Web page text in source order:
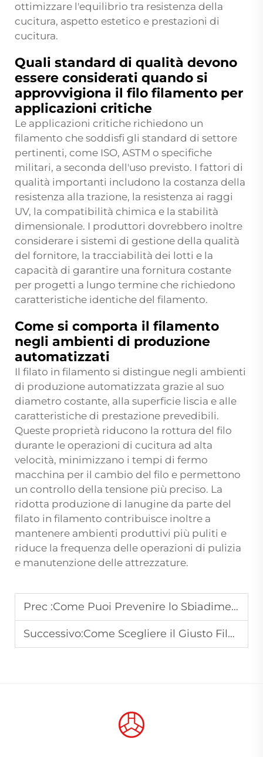
ottimizzare l'equilibrio tra resistenza della
cucitura, aspetto estetico e prestazioni di
cucitura.
Quali standard di qualità devono
essere considerati quando si
approvvigiona il filo filamento per
applicazioni critiche
Le applicazioni critiche richiedono un
filamento che soddisfi gli standard di settore
pertinenti, come ISO, ASTM o specifiche
militari, a seconda dell'uso previsto. I fattori di
qualità importanti includono la costanza della
resistenza alla trazione, la resistenza ai raggi
UV, la compatibilità chimica e la stabilità
dimensionale. I produttori dovrebbero inoltre
considerare i sistemi di gestione della qualità
del fornitore, la tracciabilità dei lotti e la
capacità di garantire una fornitura costante
per progetti a lungo termine che richiedono
caratteristiche identiche del filamento.
Come si comporta il filamento
negli ambienti di produzione
automatizzati
Il filato in filamento si distingue negli ambienti
di produzione automatizzata grazie al suo
diametro costante, alla superficie liscia e alle
caratteristiche di prestazione prevedibili.
Queste proprietà riducono la rottura del filo
durante le operazioni di cucitura ad alta
velocità, minimizzano i tempi di fermo
macchina per il cambio del filo e permettono
un controllo della tensione più preciso. La
ridotta produzione di lanugine da parte del
filato in filamento contribuisce inoltre a
mantenere ambienti produttivi più puliti e
riduce la frequenza delle operazioni di pulizia
e manutenzione delle attrezzature.
Prec :Come Puoi Prevenire lo Sbiadimento del Filo da Ricamo
Successivo:Come Scegliere il Giusto Filo di Poliestere Cera per il Lavoro della Pelle